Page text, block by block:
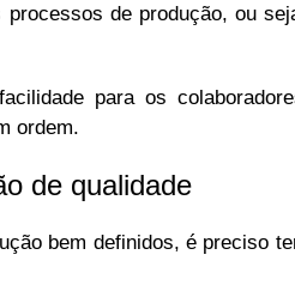
de produção, ou
para os
ordem.
de qualidade
bem definidos, é preciso